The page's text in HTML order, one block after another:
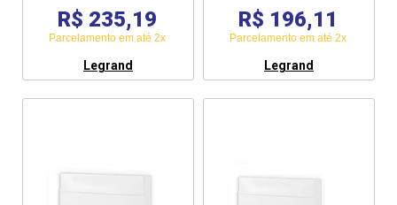
R$ 235,19
Parcelamento em até 2x
Legrand
R$ 196,11
Parcelamento em até 2x
Legrand